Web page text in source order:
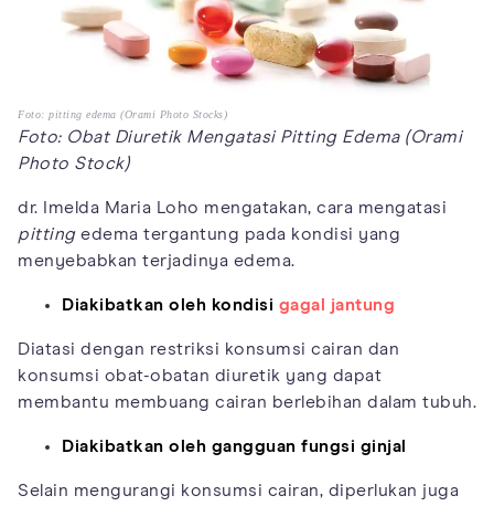
Foto: pitting edema (Orami Photo Stocks)
Foto: Obat Diuretik Mengatasi Pitting Edema (Orami
Photo Stock)
dr. Imelda Maria Loho mengatakan, cara mengatasi
pittingedema tergantung pada kondisi yang
menyebabkan terjadinya edema.
Diakibatkan oleh kondisi gagal jantung
Diatasi dengan restriksi konsumsi cairan dan
konsumsi obat-obatan diuretik yang dapat
membantu membuang cairan berlebihan dalam tubuh.
Diakibatkan oleh gangguan fungsi ginjal
Selain mengurangi konsumsi cairan, diperlukan juga